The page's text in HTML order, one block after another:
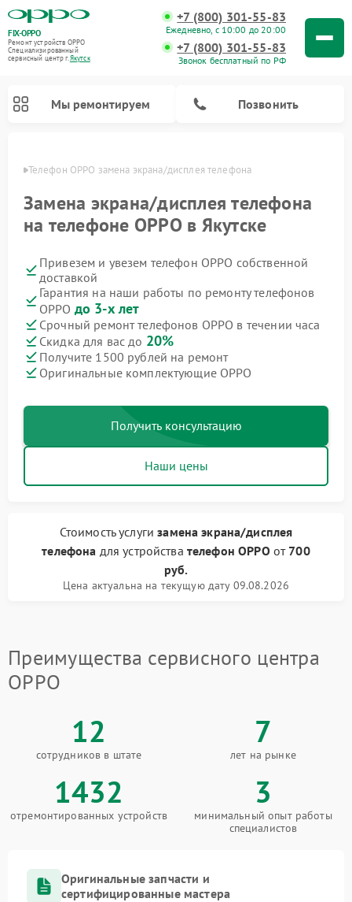
FIX-OPPO
Ремонт устройств OPPO
Специализированный
cервисный центр г.Якутск
+7 (800) 301-55-83
Ежедневно, с 10:00 до 20:00
+7 (800) 301-55-83
Звонок бесплатный по РФ
Мы ремонтируем Позвонить
Телефон OPPO замена экрана/дисплея телефона
Замена экрана/дисплея телефона
на телефоне OPPO в Якутске
Привезем и увезем телефон OPPO собственной
доставкой
Гарантия на наши работы по ремонту телефонов
OPPO до 3-х лет
Срочный ремонт телефонов OPPO в течении часа
Скидка для вас до 20%
Получите 1500 рублей на ремонт
Оригинальные комплектующие OPPO
Получить консультацию
Наши цены
Стоимость услугизамена экрана/дисплея
телефона для устройства телефон OPPO от 700
руб.
Цена актуальна на текущую дату 09.08.2026
Преимущества сервисного центра
OPPO
12
сотрудников в штате
7
лет на рынке
1432
отремонтированных устройств
3
минимальный опыт работы
специалистов
Оригинальные запчасти и
сертифицированные мастера